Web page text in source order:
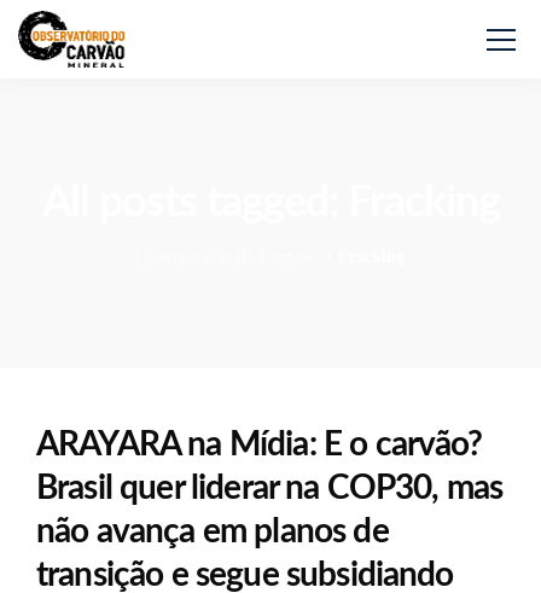
ARAYARA na Mídia: E o carvão?
Brasil quer liderar na COP30, mas
não avança em planos de
transição e segue subsidiando